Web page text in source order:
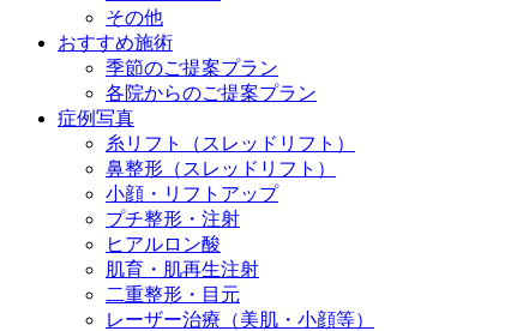
その他
おすすめ施術
季節のご提案プラン
各院からのご提案プラン
症例写真
糸リフト（スレッドリフト）
鼻整形（スレッドリフト）
小顔・リフトアップ
プチ整形・注射
ヒアルロン酸
肌育・肌再生注射
二重整形・目元
レーザー治療（美肌・小顔等）